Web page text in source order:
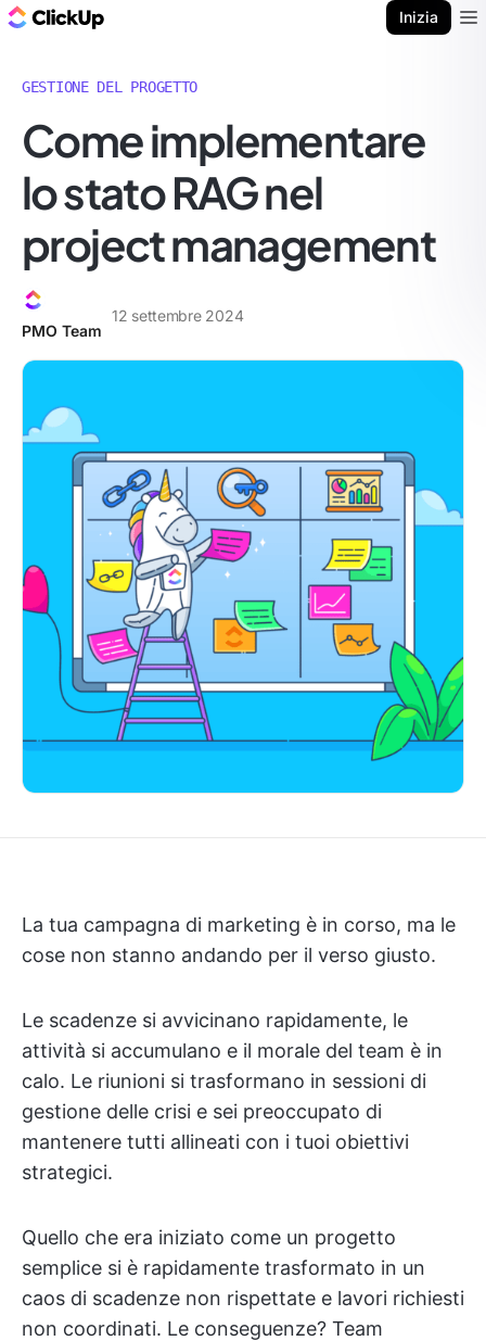
Inizia
GESTIONE DEL PROGETTO
Come implementare
lo stato RAG nel
project management
PMO Team
12 settembre 2024
La tua campagna di marketing è in corso, ma le
cose non stanno andando per il verso giusto.
Le scadenze si avvicinano rapidamente, le
attività si accumulano e il morale del team è in
calo. Le riunioni si trasformano in sessioni di
gestione delle crisi e sei preoccupato di
mantenere tutti allineati con i tuoi obiettivi
strategici.
Quello che era iniziato come un progetto
semplice si è rapidamente trasformato in un
caos di scadenze non rispettate e lavori richiesti
non coordinati. Le conseguenze? Team